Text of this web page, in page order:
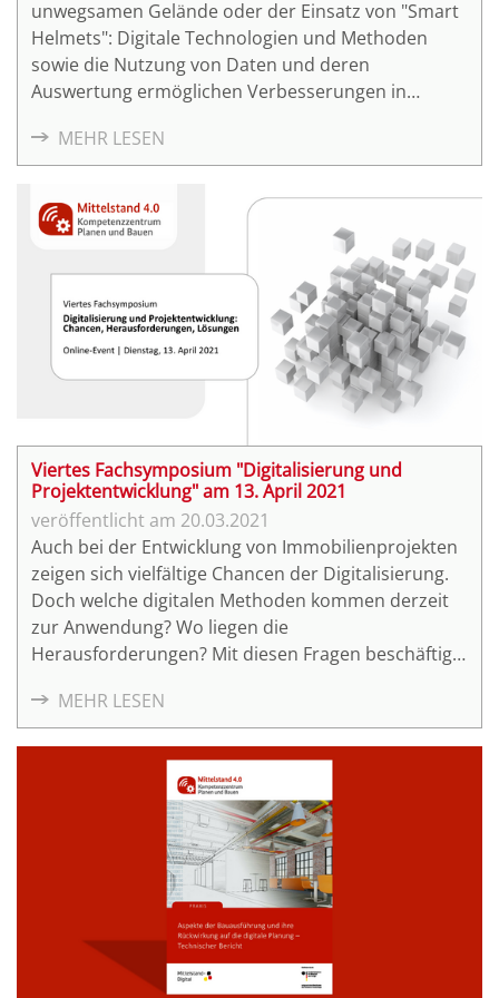
unwegsamen Gelände oder der Einsatz von "Smart
Helmets": Digitale Technologien und Methoden
sowie die Nutzung von Daten und deren
Auswertung ermöglichen Verbesserungen in
Baustellenabläufe. Die neue Themenreihe des
Kompetenzzentrums Planen und Bauen fokussiert
sich auf die vielfältigen technologischen
Anwendungsmöglichkeiten rund um die digitale
Baustelle. Doch was hat es dabei eigentlich mit dem
Begriff "Baustelle 4.0" auf sich?
MEHR LESEN
Viertes Fachsymposium "Digitalisierung und
Projektentwicklung" am 13. April 2021
20.03.2021
Auch bei der Entwicklung von Immobilienprojekten
zeigen sich vielfältige Chancen der Digitalisierung.
Doch welche digitalen Methoden kommen derzeit
zur Anwendung? Wo liegen die
Herausforderungen? Mit diesen Fragen beschäftigt
"Digitalisierung und Projektentwicklung" am
Dienstag, den 13. April 2021.
MEHR LESEN